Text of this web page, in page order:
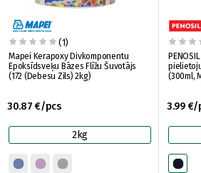
(1)
Mapei Kerapoxy Divkomponentu
Epoksīdsveķu Bāzes Flīžu Šuvotājs
(172 (Debesu Zils) 2kg)
30.87 €/pcs
2kg
(300ml,
3.99 €/